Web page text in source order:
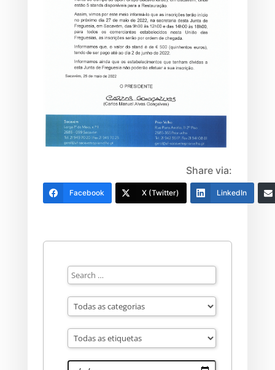
Share via:
Facebook X (Twitter) LinkedIn